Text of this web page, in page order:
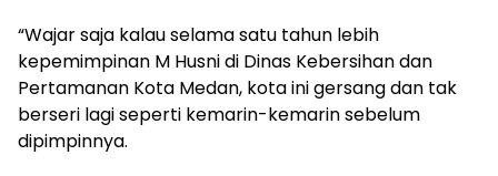
“Wajar saja kalau selama satu tahun lebih
kepemimpinan M Husni di Dinas Kebersihan dan
Pertamanan Kota Medan, kota ini gersang dan tak
berseri lagi seperti kemarin-kemarin sebelum
dipimpinnya.